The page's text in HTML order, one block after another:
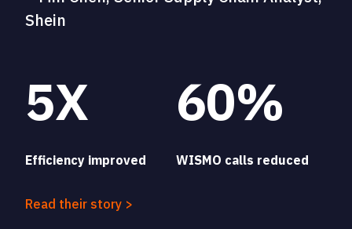
Shein
5X
Efficiency improved
60%
WISMO calls reduced
Read their story >